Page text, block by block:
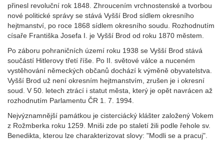
přinesl revoluční rok 1848. Zhroucením vrchnostenské a tvorbou
nové politické správy se stává Vyšší Brod sídlem okresního
hejtmanství, po roce 1868 sídlem okresního soudu. Rozhodnutím
císaře Františka Josefa I. je Vyšší Brod od roku 1870 městem.
Po záboru pohraničních území roku 1938 se Vyšší Brod stává
součástí Hitlerovy třetí říše. Po II. světové válce a nuceném
vystěhování německých občanů dochází k výměně obyvatelstva.
Vyšší Brod už není okresním hejtmanstvím, zrušen je i okresní
soud. V 50. letech ztrácí i statut města, který je opět navrácen až
rozhodnutím Parlamentu ČR 1. 7. 1994.
Nejvýznamnější památkou je cisterciácký klášter založený Vokem
z Rožmberka roku 1259. Mniši zde po staletí žili podle řehole sv.
Benedikta, kterou lze charakterizovat slovy: "Modli se a pracuj".